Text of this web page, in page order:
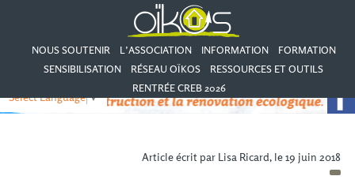
NOUS SOUTENIR L’ASSOCIATION INFORMATION
FORMATION
SENSIBILISATION
RÉSEAU OÏKOS
RESSOURCES ET OUTILS
RENTRÉE CREB 2026
Select Language▼
Article écrit par Lisa Ricard, le 19 juin 2018